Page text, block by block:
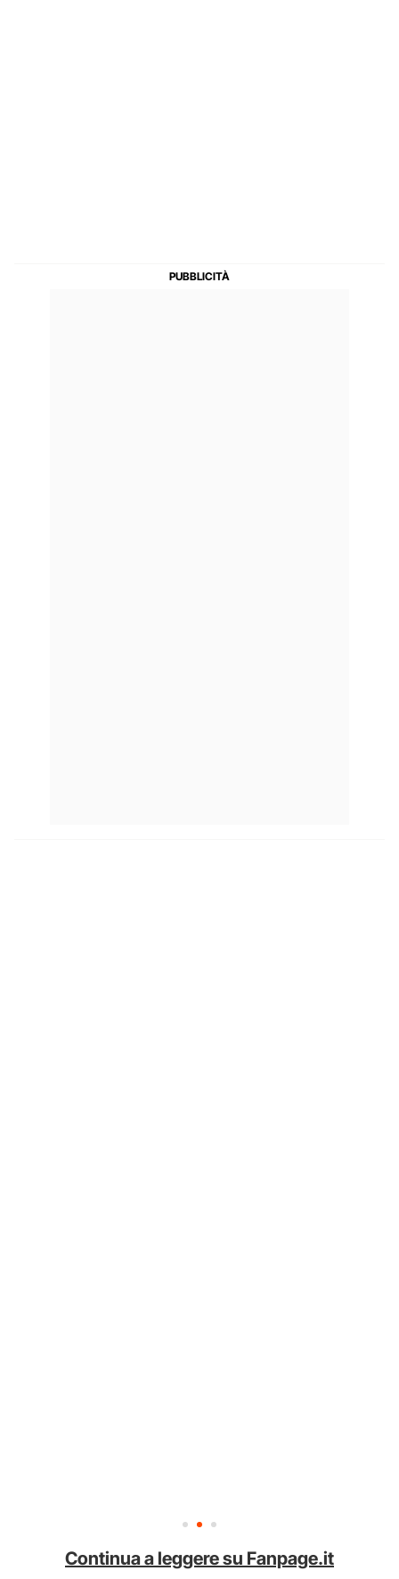
Continua a leggere su Fanpage.it